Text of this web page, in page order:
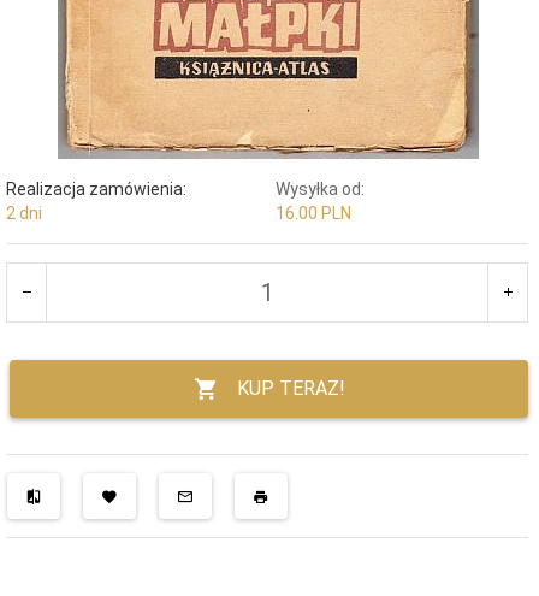
Realizacja zamówienia:
2 dni
Wysyłka od:
16.00 PLN
KUP TERAZ!